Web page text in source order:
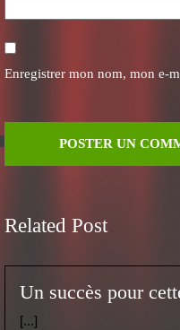
Enregistrer mon nom, mon e-
Related Post
Un succès pour
[...]